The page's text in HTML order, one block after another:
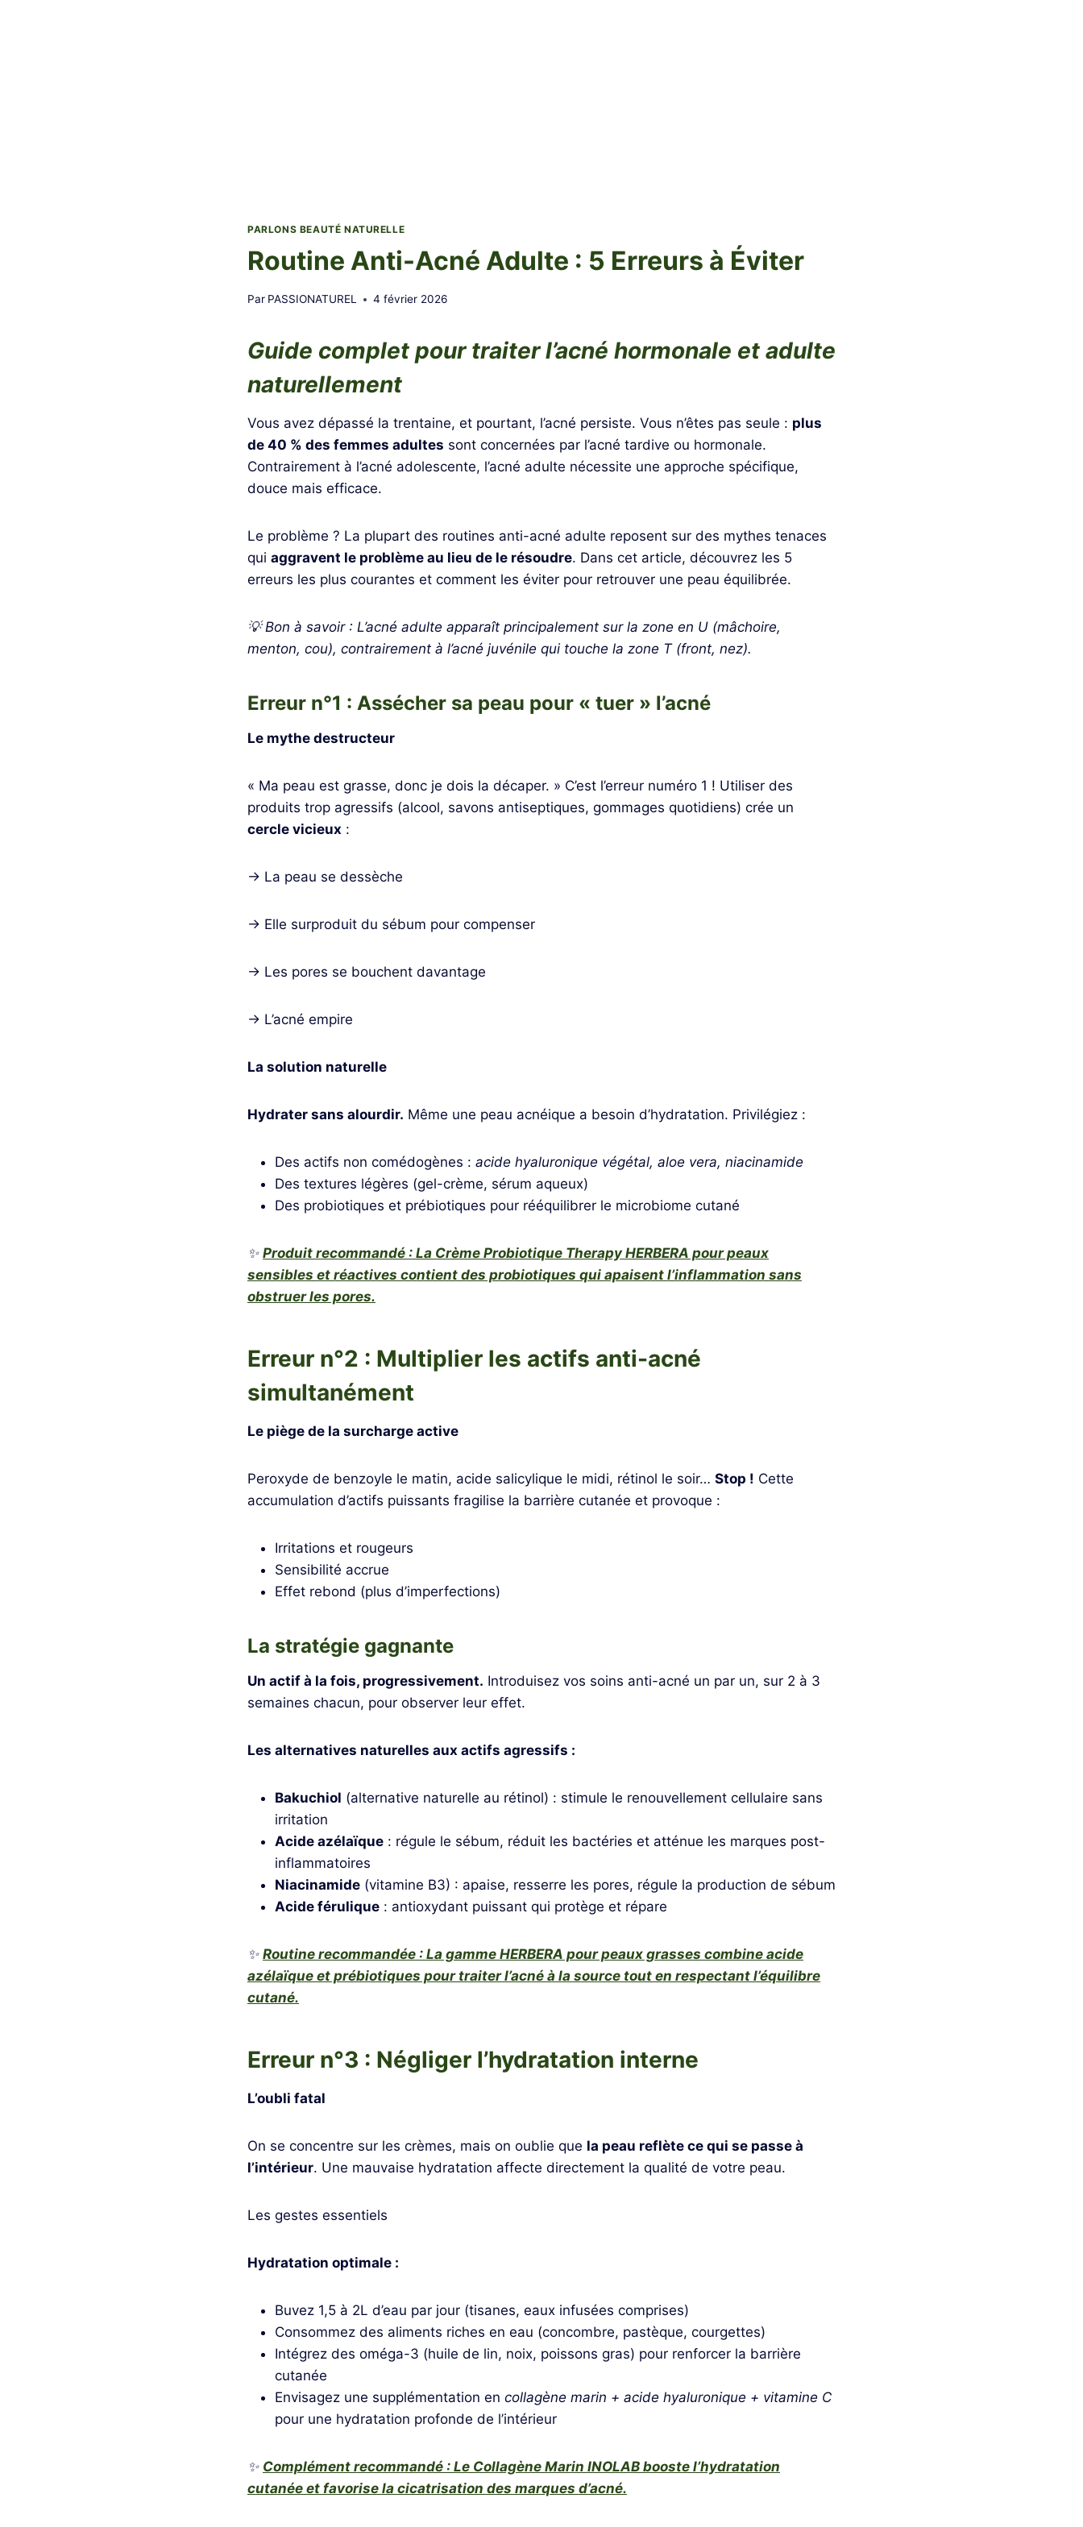
PARLONS BEAUTÉ NATURELLE
Routine Anti-Acné Adulte : 5 Erreurs à Éviter
Par PASSIONATUREL 4 février 2026
Guide complet pour traiter l’acné hormonale et adulte
naturellement
Vous avez dépassé la trentaine, et pourtant, l’acné persiste. Vous n’êtes pas seule : plus
de 40 % des femmes adultes sont concernées par l’acné tardive ou hormonale.
Contrairement à l’acné adolescente, l’acné adulte nécessite une approche spécifique,
douce mais efficace.
Le problème ? La plupart des routines anti-acné adulte reposent sur des mythes tenaces
qui aggravent le problème au lieu de le résoudre. Dans cet article, découvrez les 5
erreurs les plus courantes et comment les éviter pour retrouver une peau équilibrée.
💡 Bon à savoir : L’acné adulte apparaît principalement sur la zone en U (mâchoire,
menton, cou), contrairement à l’acné juvénile qui touche la zone T (front, nez).
Erreur n°1 : Assécher sa peau pour « tuer » l’acné
Le mythe destructeur
« Ma peau est grasse, donc je dois la décaper. » C’est l’erreur numéro 1 ! Utiliser des
produits trop agressifs (alcool, savons antiseptiques, gommages quotidiens) crée un
cercle vicieux :
→ La peau se dessèche
→ Elle surproduit du sébum pour compenser
→ Les pores se bouchent davantage
→ L’acné empire
La solution naturelle
Hydrater sans alourdir. Même une peau acnéique a besoin d’hydratation. Privilégiez :
Des actifs non comédogènes : acide hyaluronique végétal, aloe vera, niacinamide
Des textures légères (gel-crème, sérum aqueux)
Des probiotiques et prébiotiques pour rééquilibrer le microbiome cutané
✨ Produit recommandé : La Crème Probiotique Therapy HERBERA pour peaux
sensibles et réactives contient des probiotiques qui apaisent l’inflammation sans
obstruer les pores.
Erreur n°2 : Multiplier les actifs anti-acné
simultanément
Le piège de la surcharge active
Peroxyde de benzoyle le matin, acide salicylique le midi, rétinol le soir… Stop ! Cette
accumulation d’actifs puissants fragilise la barrière cutanée et provoque :
Irritations et rougeurs
Sensibilité accrue
Effet rebond (plus d’imperfections)
La stratégie gagnante
Un actif à la fois, progressivement. Introduisez vos soins anti-acné un par un, sur 2 à 3
semaines chacun, pour observer leur effet.
Les alternatives naturelles aux actifs agressifs :
Bakuchiol (alternative naturelle au rétinol) : stimule le renouvellement cellulaire sans
irritation
Acide azélaïque : régule le sébum, réduit les bactéries et atténue les marques post-
inflammatoires
Niacinamide (vitamine B3) : apaise, resserre les pores, régule la production de sébum
Acide férulique : antioxydant puissant qui protège et répare
✨ Routine recommandée : La gamme HERBERA pour peaux grasses combine acide
azélaïque et prébiotiques pour traiter l’acné à la source tout en respectant l’équilibre
cutané.
Erreur n°3 : Négliger l’hydratation interne
L’oubli fatal
On se concentre sur les crèmes, mais on oublie que la peau reflète ce qui se passe à
l’intérieur. Une mauvaise hydratation affecte directement la qualité de votre peau.
Les gestes essentiels
Hydratation optimale :
Buvez 1,5 à 2L d’eau par jour (tisanes, eaux infusées comprises)
Consommez des aliments riches en eau (concombre, pastèque, courgettes)
Intégrez des oméga-3 (huile de lin, noix, poissons gras) pour renforcer la barrière
cutanée
Envisagez une supplémentation en collagène marin + acide hyaluronique + vitamine C
pour une hydratation profonde de l’intérieur
✨ Complément recommandé : Le Collagène Marin INOLAB booste l’hydratation
cutanée et favorise la cicatrisation des marques d’acné.